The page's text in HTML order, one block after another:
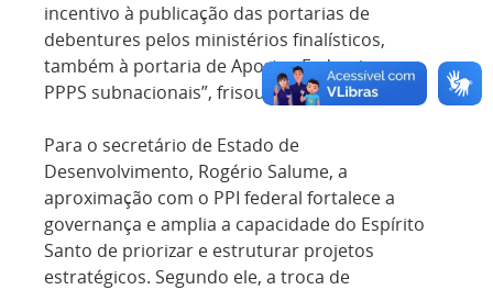
incentivo à publicação das portarias de
debentures pelos ministérios finalísticos,
também à portaria de Aportes Federais nas
PPPS subnacionais”, frisou.
Para o secretário de Estado de
Desenvolvimento, Rogério Salume, a
aproximação com o PPI federal fortalece a
governança e amplia a capacidade do Espírito
Santo de priorizar e estruturar projetos
estratégicos. Segundo ele, a troca de